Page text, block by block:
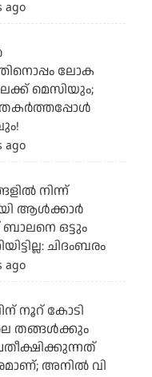
ago
ലോക
മെസിയും;
തകര്‍ത്തപ്പോള്‍
ago
നിന്ന്
ആള്‍ക്കാര്‍
ഒട്ടും
ചിദംബരം
ago
നൂറ് കോടി
തങ്ങള്‍ക്കും
അനില്‍ വി